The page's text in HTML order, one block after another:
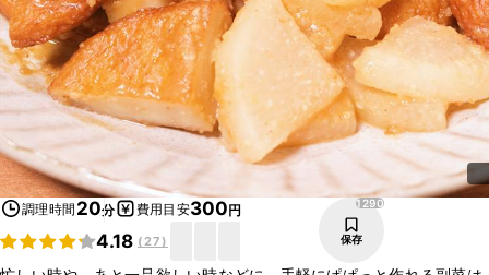
調理時間 20分 費用目安300円
4.18 (27)
1290
保存